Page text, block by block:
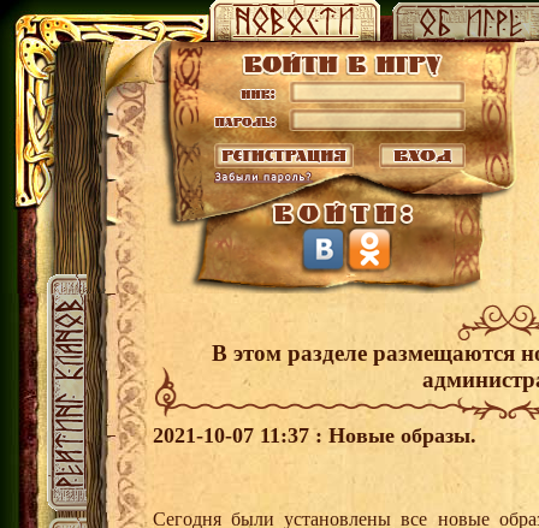
В этом разделе размещаются
2021-10-07 11:37 : Новые образы.
Сегодня были установлены все новые